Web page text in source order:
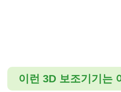
이런 3D 보조기기는